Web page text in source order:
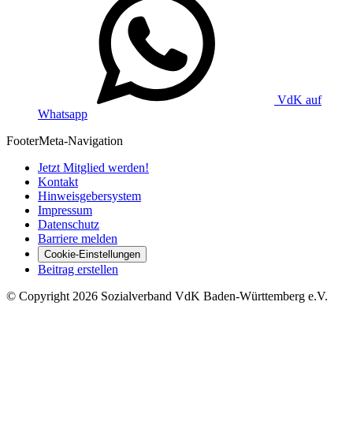
VdK auf
Whatsapp
FooterMeta-Navigation
Jetzt Mitglied werden!
Kontakt
Hinweisgebersystem
Impressum
Datenschutz
Barriere melden
Cookie-Einstellungen
Beitrag erstellen
© Copyright 2026 Sozialverband VdK Baden-Württemberg e.V.